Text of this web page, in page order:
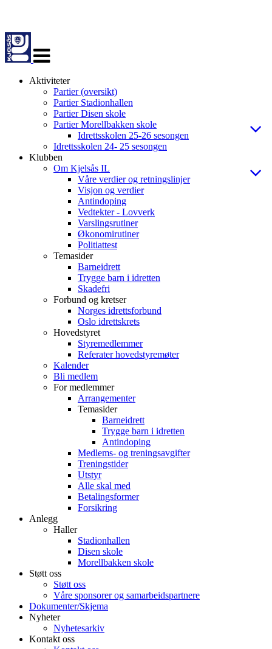
navigasjon
Aktiviteter
Partier (oversikt)
Partier Stadionhallen
Partier Disen skole
Partier Morellbakken skole
Idrettsskolen 25-26 sesongen
Idrettsskolen 24- 25 sesongen
Klubben
Om Kjelsås IL
Våre verdier og retningslinjer
Visjon og verdier
Antindoping
Vedtekter - Lovverk
Varslingsrutiner
Økonomirutiner
Politiattest
Temasider
Barneidrett
Trygge barn i idretten
Skadefri
Forbund og kretser
Norges idrettsforbund
Oslo idrettskrets
Hovedstyret
Styremedlemmer
Referater hovedstyremøter
Kalender
Bli medlem
For medlemmer
Arrangementer
Temasider
Barneidrett
Trygge barn i idretten
Antindoping
Medlems- og treningsavgifter
Treningstider
Utstyr
Alle skal med
Betalingsformer
Forsikring
Anlegg
Haller
Stadionhallen
Disen skole
Morellbakken skole
Støtt oss
Støtt oss
Våre sponsorer og samarbeidspartnere
Dokumenter/Skjema
Nyheter
Nyhetesarkiv
Kontakt oss